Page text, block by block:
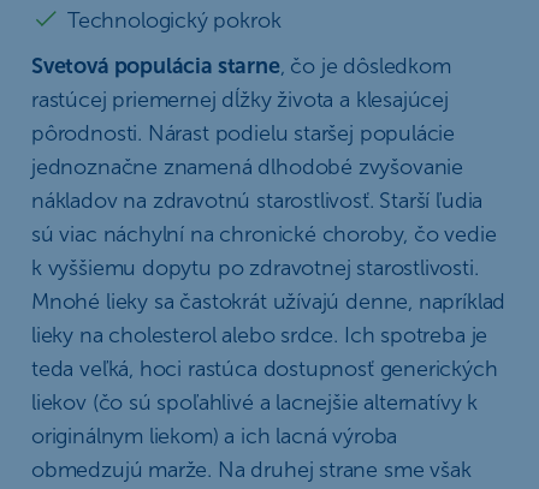
Technologický pokrok
Svetová populácia starne, čo je dôsledkom
rastúcej priemernej dĺžky života a klesajúcej
pôrodnosti. Nárast podielu staršej populácie
jednoznačne znamená dlhodobé zvyšovanie
nákladov na zdravotnú starostlivosť. Starší ľudia
sú viac náchylní na chronické choroby, čo vedie
k vyššiemu dopytu po zdravotnej starostlivosti.
Mnohé lieky sa častokrát užívajú denne, napríklad
lieky na cholesterol alebo srdce. Ich spotreba je
teda veľká, hoci rastúca dostupnosť generických
liekov (čo sú spoľahlivé a lacnejšie alternatívy k
originálnym liekom) a ich lacná výroba
obmedzujú marže. Na druhej strane sme však